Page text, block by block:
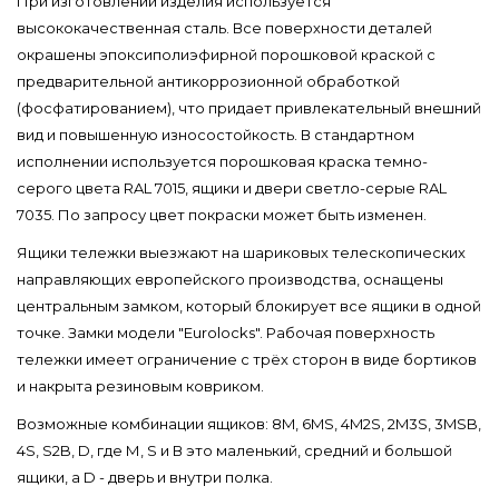
высококачественная сталь. Все поверхности деталей
окрашены эпоксиполиэфирной порошковой краской с
предварительной антикоррозионной обработкой
(фосфатированием), что придает привлекательный внешний
вид и повышенную износостойкость. В стандартном
исполнении используется порошковая краска темно-
серого цвета RAL 7015, ящики и двери светло-серые RAL
7035. По запросу цвет покраски может быть изменен.
Ящики тележки выезжают на шариковых телескопических
направляющих европейского производства, оснащены
центральным замком, который блокирует все ящики в одной
точке. Замки модели "Eurolocks". Рабочая поверхность
тележки имеет ограничение с трёх сторон в виде бортиков
и накрыта резиновым ковриком.
Возможные комбинации ящиков: 8M, 6MS, 4M2S, 2M3S, 3MSB,
4S, S2B, D, где М, S и В это маленький, средний и большой
ящики, а D - дверь и внутри полка.